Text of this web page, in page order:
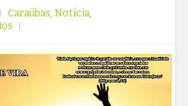
Caraúbas, Notícia,